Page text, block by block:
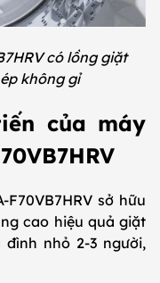
có lồng giặt
không gỉ
của máy
sở hữu
cao hiệu quả giặt
nhỏ 2-3 người,